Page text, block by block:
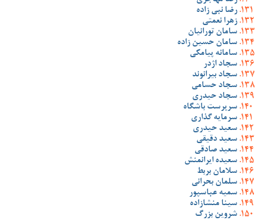
رضا نبی زاده
زهرا نعمتی
سامان تورانیان
سامان حسین زاده
سامانه پیامکی
سجاد اژدر
سجاد بیرانوند
سجاد حسامی
سجاد حیدری
سرپرست باشگاه
سرمایه گذاری
سعید حیدری
سعید دقیقی
سعید صادقی
سعیده ایرانمنش
سلامان بربط
سلمان بحرانی
سمیه عباسپور
سینا منشازاده
شروین بزرگ